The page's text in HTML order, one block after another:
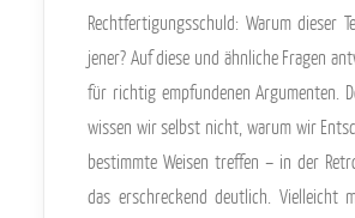
Rechtfertigungsschuld: Warum dieser
jener? Auf diese und ähnliche Fragen
für richtig empfundenen Argumenten.
wissen wir selbst nicht, warum wir
bestimmte Weisen treffen – in der
das erschreckend deutlich. Vielleicht